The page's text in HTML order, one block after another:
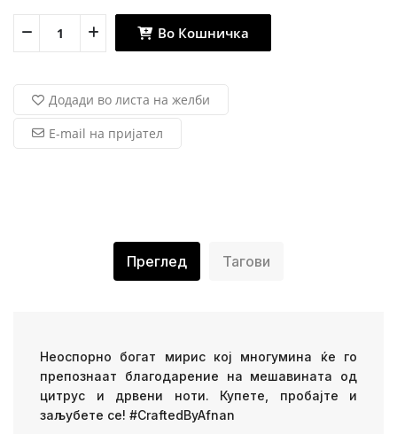
Во Кошничка
Додади во листа на желби
E-mail на пријател
Преглед Тагови
Неоспорно богат мирис кој многумина ќе го
препознаат благодарение на мешавината од
цитрус и дрвени ноти. Купете, пробајте и
заљубете се! #CraftedByAfnan